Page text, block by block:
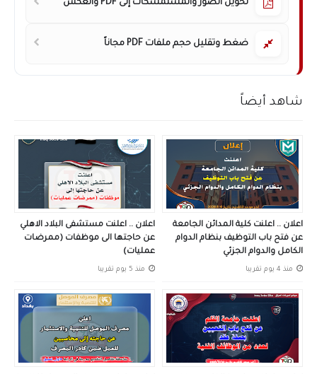
تحويل الصور والمستمسكات إلى PDF والعكس
ضغط وتقليل حجم ملفات PDF مجاناً
شاهد أيضاً
اعلان .. اعلنت كلية المدائن الجامعة
عن فتح باب التوظيف بنظام الدوام
الكامل والدوام الجزئي
منذ 4 يوم تقريبا
اعلان .. اعلنت مستشفى البلاد الاهلي
عن حاجتها الى موظفات (ممرضات
عمليات)
منذ 5 يوم تقريبا